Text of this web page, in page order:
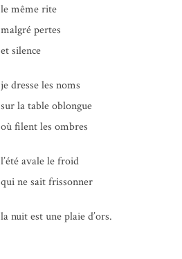
le même rite
mal­gré pertes
et silence
je dresse les noms
sur la table oblongue
où filent les ombres
l’é­té avale le froid
qui ne sait frissonner
la nuit est une plaie d’ors.